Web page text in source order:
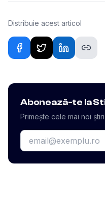
Distribuie acest articol
Abonează-te la
Primește cele mai noi